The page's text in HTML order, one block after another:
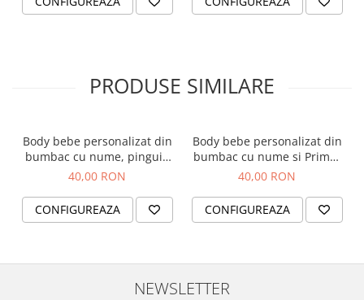
tale. Creați amintiri frumoase care vor dăinui
Dimensiune perna: 40 X 40 cm. Umplutura este
Incarca fotografia ce va fi imprimata pe perna,
aceasta trebuie sa fie cat mai clara, luminoasa.
PRODUSE SIMILARE
Body bebe personalizat din
bumbac cu nume, pinguin
si Primul meu Craciun
40,00 RON
CONFIGUREAZA
Body bebe personalizat din
bumbac cu nume si Primul
meu Craciun
40,00 RON
CONFIGUREAZA
NEWSLETTER